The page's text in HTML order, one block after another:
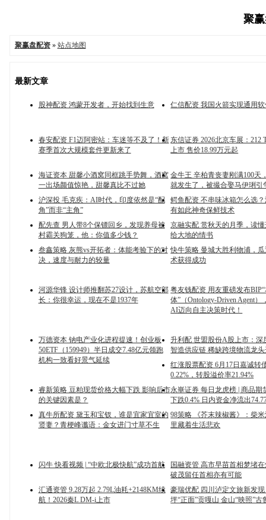
聚
聚赢盘配资» 站点地图
最新文章
股神配资 鸿蒙开发者，开始找到生意 仁信配资 我国火箭实现通用
春安配资 F1迈阿密站：车迷等不及了！新
赛季首次大规模套件更新来了
东信证券 2026北京车展：212
上市 售价18.99万元起
海证资本 甜馨小酒窝同框跳手势舞，酒窝
一出场颜值惊艳，甜馨真比不过她
金牛王 辛柏青丧妻刚满100天
就发生了，被撮合娶马伊琍引
沪深投 毛克疾：AI时代，印度依然是“配
角”而非“主角”
鳄鱼配资 不串味冰箱怎么选
有如此神奇保鲜技术
配先查 男人带8个保镖回乡，发现养母被
村霸关狗笼，他：你值多少钱？
京融实配 赏秋天的月季，读
给大地的情书
叁鑫策略 灰熊vs开拓者：体能考验下的对
决，速度与耐力的较量
快牛策略 曼城大胜利物浦，
术获得成功
河源华锋 设计师推翻苏27设计，苏航空部
长：你很幸运，现在不是1937年
粤友钱配资 用友重磅发布
体”（Ontology-Driven Agent）
AI迈向自主决策时代！
万德资本 钠电产业化进程提速！创业板
50ETF（159949）半日成交7.48亿元领跑
机构一致看好景气延续
升利配 世盟股份A股上市：深
智造供应链 稀缺跨境物流龙
红涨股票配资 6月17日嘉诚转
0.22%，转股溢价率21.94%
睿新策略 豆粕现货价格大幅下跌 影响后市
的关键因素是？
永崋证券 每日龙虎榜 | 商品期
下跌0.4% 日内资金净流出
真牛所配资 黛玉和宝钗，谁是宜家宜室的
贤妻？青梗峰谶语：金女进门寸草不生
98策略 《芥末辣椒酱》：柴
里藏着生活悲欢
闪牛 快看视频 | “中欧北极快航”成功首航
国融资管 高市早苗首相梦堵
破茂留任首相亦有可能
汇通资管 9.28万起 2.79L油耗+2148KM续
航！2026秦L DM-i上市
豪瑞优配 四川泸定文旅新发
坪“正面”贡嘎山 金山“映照”古